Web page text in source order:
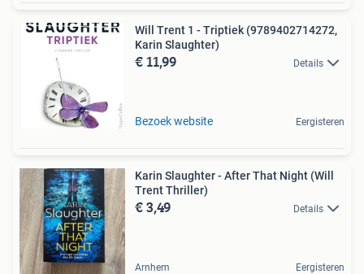
Will Trent 1 - Triptiek (9789402714272,
Karin Slaughter)
€ 11,99 Details
Bezoek website Eergisteren
Karin Slaughter - After That Night (Will
Trent Thriller)
€ 3,49 Details
Arnhem Eergisteren